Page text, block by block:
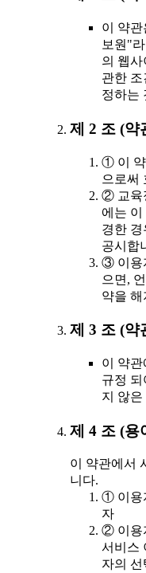
이 약
보원"
의 웹
관한
정하는
제 2 조 (약
① 이 약
으로써
② 교육
에는 이
경한
공시합
③ 이용
으면,
약을
제 3 조 (약
이 약관
규정
지 않
제 4 조 (용
이 약관에서
니다.
① 이용
자
② 이용
서비스
자의